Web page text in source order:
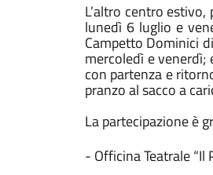
L’altro centro
lunedì 6 luglio e
Campetto Dominici
mercoledì e
con partenza e
pranzo al sacco a
La partecipazione è
- Officina Teatrale